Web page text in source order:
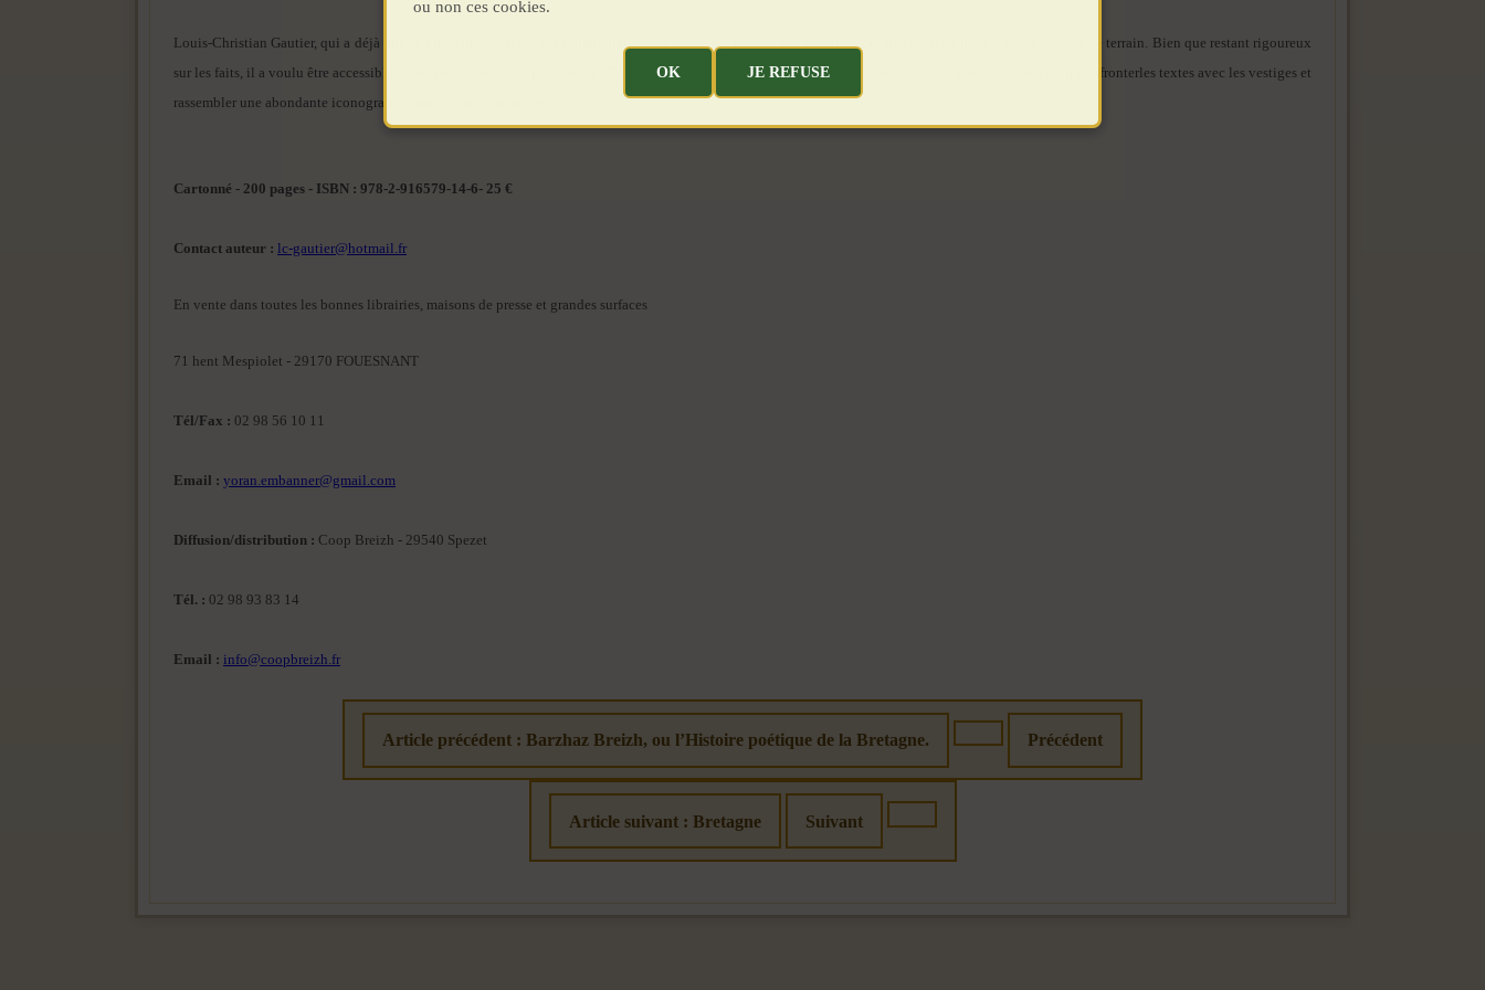
Louis-Christian Gautier, qui a déjà publié plusieurs ouvrages sur l’implantation régionale du Temple, est de formation universitaire mais d’abord homme de terrain. Bien que restant rigoureux
sur les faits, il a voulu être accessible à tout public intéressé par le sujet. C’est pourquoi il a parcouru la Bretagne, en tous sens et en toutes saisons, pour confronterles textes avec les vestiges et
rassembler une abondante iconographie qui illustre son ouvrage.
Cartonné - 200 pages - ISBN : 978-2-916579-14-6- 25 €
Contact auteur : lc-gautier@hotmail.fr
En vente dans toutes les bonnes librairies, maisons de presse et grandes surfaces
71 hent Mespiolet - 29170 FOUESNANT
Tél/Fax : 02 98 56 10 11
Email : yoran.embanner@gmail.com
Diffusion/distribution : Coop Breizh - 29540 Spezet
Tél. : 02 98 93 83 14
Email : info@coopbreizh.fr
Article précédent : Barzhaz Breizh, ou l’Histoire poétique de la Bretagne. Précédent
Article suivant : Bretagne Suivant
ou non ces cookies.
OK JE REFUSE